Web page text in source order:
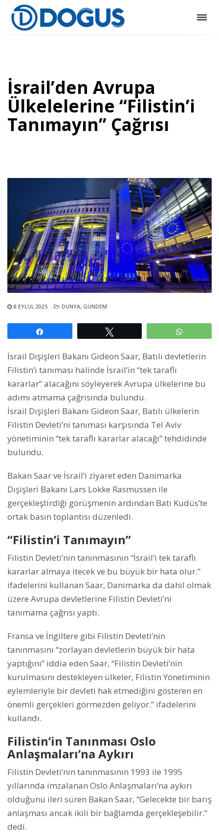
İsrail’den Avrupa
Ülkelelerine “Filistin’i
Tanımayın” Çağrısı
8 EYLÜL 2025 DÜNYA, GÜNDEM
İsrail Dışişleri Bakanı Gideon Saar, Batılı devletlerin
Filistin’i tanıması halinde İsrail’in “tek taraflı
kararlar” alacağını söyleyerek Avrupa ülkelerine bu
adımı atmama çağrısında bulundu.
İsrail Dışişleri Bakanı Gideon Saar, Batılı ülkelerin
Filistin Devleti’ni tanıması karşısında Tel Aviv
yönetiminin “tek taraflı kararlar alacağı” tehdidinde
bulundu.
Bakan Saar ve İsrail’i ziyaret eden Danimarka
Dışişleri Bakanı Lars Lokke Rasmussen ile
gerçekleştirdiği görüşmenin ardından Batı Kudüs’te
ortak basın toplantısı düzenledi.
“Filistin’i Tanımayın”
Filistin Devleti’nin tanınmasının “İsrail’i tek taraflı
kararlar almaya itecek ve bu büyük bir hata olur.”
ifadelerini kullanan Saar, Danimarka da dahil olmak
üzere Avrupa devletlerine Filistin Devleti’ni
tanımama çağrısı yaptı.
Fransa ve İngiltere gibi Filistin Devleti’nin
tanınmasını “zorlayan devletlerin büyük bir hata
yaptığını” iddia eden Saar, “Filistin Devleti’nin
kurulmasını destekleyen ülkeler, Filistin Yönetiminin
eylemleriyle bir devleti hak etmediğini gösteren en
önemli gerçekleri görmezden geliyor.” ifadelerini
kullandı.
Filistin’in Tanınması Oslo
Anlaşmaları’na Aykırı
Filistin Devleti’nin tanınmasının 1993 ile 1995
yıllarında imzalanan Oslo Anlaşmaları’na aykırı
olduğunu ileri süren Bakan Saar, “Gelecekte bir barış
anlaşması ancak ikili bir bağlamda gerçekleşebilir.”
dedi.